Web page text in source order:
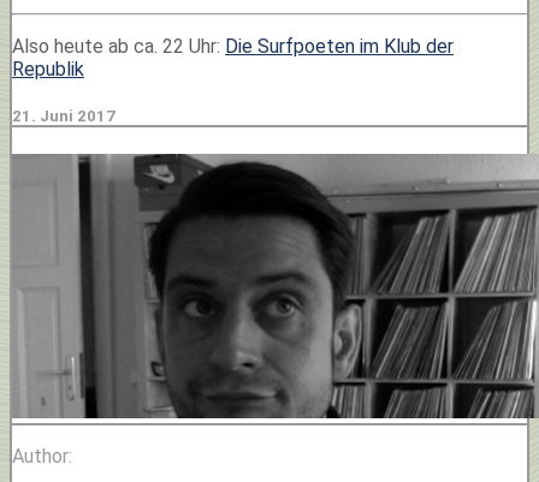
Also heute ab ca. 22 Uhr: Die Surfpoeten im Klub der
Republik
21. Juni 2017
Author: